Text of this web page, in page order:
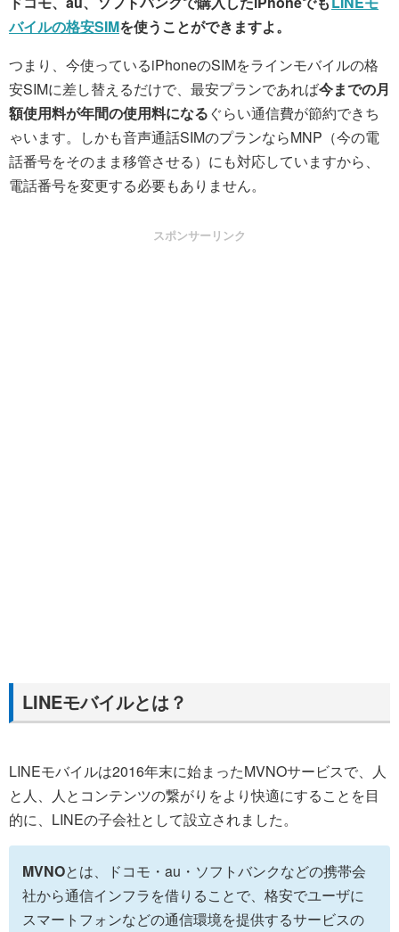
バイルの格安SIMを使うことができますよ。
つまり、今使っているiPhoneのSIMをラインモバイルの格
安SIMに差し替えるだけで、最安プランであれば今までの月
額使用料が年間の使用料になるぐらい通信費が節約できち
ゃいます。しかも音声通話SIMのプランならMNP（今の電
話番号をそのまま移管させる）にも対応していますから、
電話番号を変更する必要もありません。
スポンサーリンク
LINEモバイルとは？
LINEモバイルは2016年末に始まったMVNOサービスで、人
と人、人とコンテンツの繋がりをより快適にすることを目
的に、LINEの子会社として設立されました。
MVNOとは、ドコモ・au・ソフトバンクなどの携帯会
社から通信インフラを借りることで、格安でユーザに
スマートフォンなどの通信環境を提供するサービスの